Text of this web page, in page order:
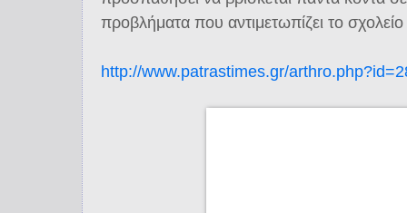
προβλήματα που αντιμετωπίζει το
http://www.patrastimes.gr/